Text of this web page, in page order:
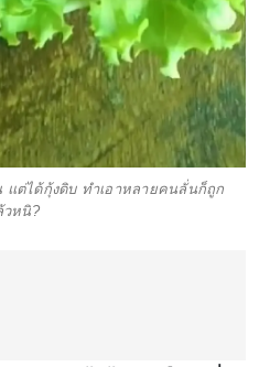
แต่ได้กุ้งดิบ ทำเอาหลายคนลั่นก็ถูก
วหนิ?